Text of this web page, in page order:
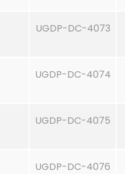
UGDP-DC-4073
UGDP-DC-4074
UGDP-DC-4075
UGDP-DC-4076